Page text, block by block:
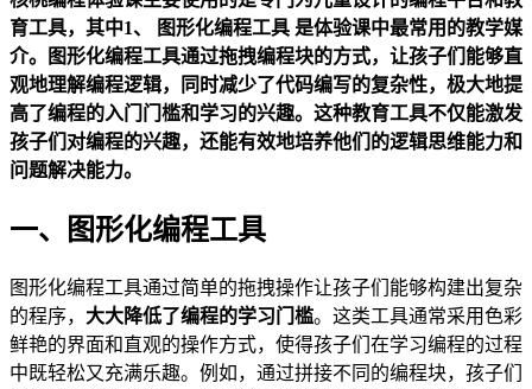
育工具，其中1、
图形化编程工具 是体验课中最常用的教学媒
介。图形化编程工具通过拖拽编程块的方式，让孩子们能够直
观地理解编程逻辑，同时减少了代码编写的复杂性，极大地提
高了编程的入门门槛和学习的兴趣。这种教育工具不仅能激发
孩子们对编程的兴趣，还能有效地培养他们的逻辑思维能力和
问题解决能力。
一、图形化编程工具
图形化编程工具通过简单的拖拽操作让孩子们能够构建出复杂
的程序， 大大降低了编程的学习门槛。这类工具通常采用色彩
鲜艳的界面和直观的操作方式，使得孩子们在学习编程的过程
中既轻松又充满乐趣。例如，通过拼接不同的编程块，孩子们